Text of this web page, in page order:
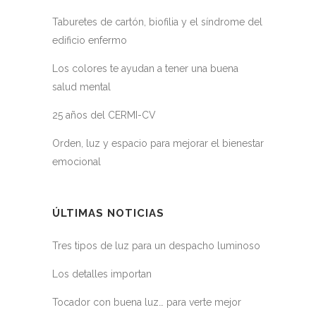
Taburetes de cartón, biofilia y el síndrome del
edificio enfermo
Los colores te ayudan a tener una buena
salud mental
25 años del CERMI-CV
Orden, luz y espacio para mejorar el bienestar
emocional
ÚLTIMAS NOTICIAS
Tres tipos de luz para un despacho luminoso
Los detalles importan
Tocador con buena luz… para verte mejor